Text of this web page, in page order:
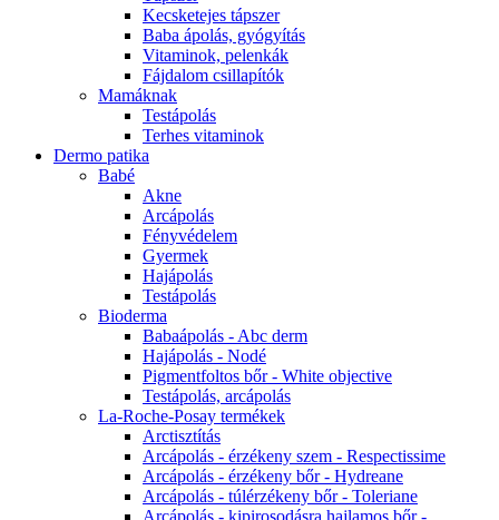
Kecsketejes tápszer
Baba ápolás, gyógyítás
Vitaminok, pelenkák
Fájdalom csillapítók
Mamáknak
Testápolás
Terhes vitaminok
Dermo patika
Babé
Akne
Arcápolás
Fényvédelem
Gyermek
Hajápolás
Testápolás
Bioderma
Babaápolás - Abc derm
Hajápolás - Nodé
Pigmentfoltos bőr - White objective
Testápolás, arcápolás
La-Roche-Posay termékek
Arctisztítás
Arcápolás - érzékeny szem - Respectissime
Arcápolás - érzékeny bőr - Hydreane
Arcápolás - túlérzékeny bőr - Toleriane
Arcápolás - kipirosodásra hajlamos bőr -